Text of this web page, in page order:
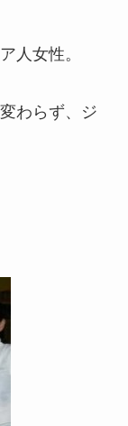
人女性。
わらず、ジ